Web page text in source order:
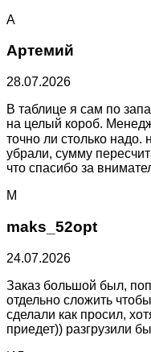
А
Артемий
28.07.2026
В таблице я сам по
на целый короб.
точно ли столько
убрали, сумму
что спасибо за
M
maks_52opt
24.07.2026
Заказ большой был,
отдельно сложить
сделали как просил,
приедет)) разгрузили